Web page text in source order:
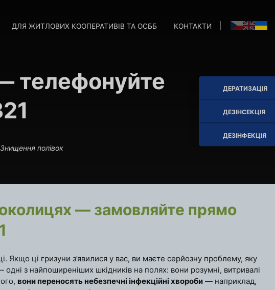
ДЛЯ ЖИТЛОВИХ КООПЕРАТИВІВ ТА ОСББ КОНТАКТИ
телефонуйте
Знищення полівок
ДЕРАТИЗАЦІЯ
ДЕЗІНСЕКЦІЯ
ДЕЗІНФЕКЦІЯ
— замовляйте прямо
Якщо ці гризуни з’явилися у вас, ви маєте серйозну проблему, яку
одні з найпоширеніших шкідників на полях: вони розумні, витривалі
вони переносять небезпечні інфекційні хвороби— наприклад,